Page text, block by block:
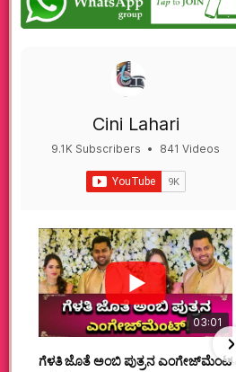
Cini Lahari
9.1K Subscribers •
841 Videos
03:01
ಗೆಳತಿ ಜೊತೆ ಅಂಬಿ ಪುತ್ರನ